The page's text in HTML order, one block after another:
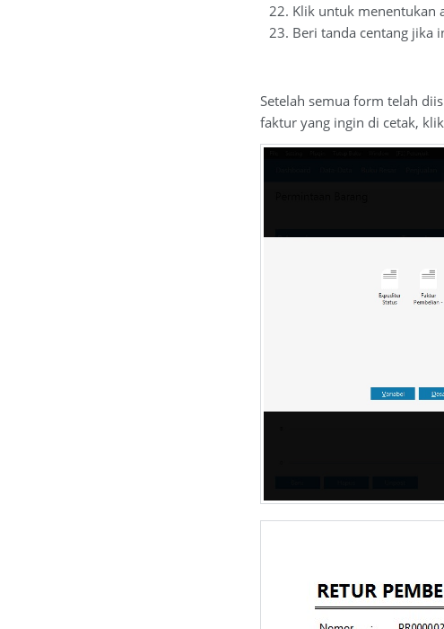
Klik untuk menentukan
Beri tanda centang jika
Setelah semua form telah
faktur yang ingin di cetak,